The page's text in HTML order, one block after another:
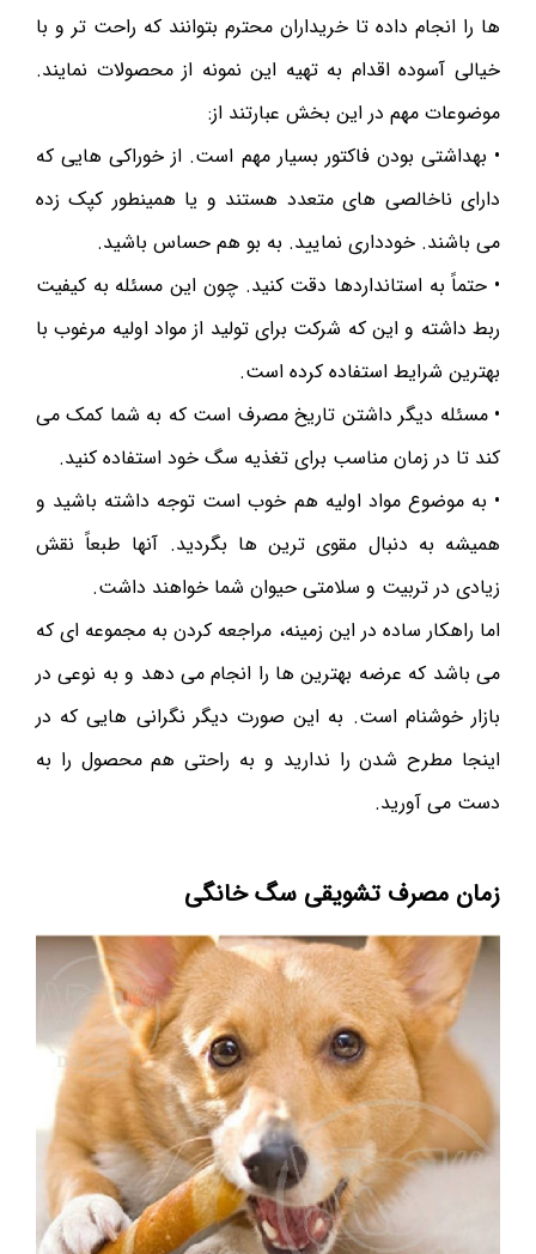
ها را انجام داده تا خریداران محترم بتوانند که راحت تر و با
خیالی آسوده اقدام به تهیه این نمونه‌ از محصولات نمایند.
موضوعات مهم در این بخش عبارتند از:
• بهداشتی بودن فاکتور بسیار مهم است. از خوراکی هایی که
دارای ناخالصی های متعدد هستند و یا همینطور کپک زده
می باشند. خودداری‌ نمایید. به بو هم حساس باشید.
• حتماً به استانداردها دقت کنید. چون این مسئله به کیفیت
ربط داشته و این که شرکت برای تولید از مواد اولیه مرغوب با
بهترین شرایط استفاده کرده است.
• مسئله دیگر داشتن تاریخ مصرف است که به شما کمک می
کند تا در زمان مناسب برای تغذیه سگ خود استفاده کنید.
• به موضوع مواد اولیه هم خوب است توجه داشته باشید و
همیشه به دنبال مقوی ترین‌ ها بگردید. آنها طبعاً نقش
زیادی در تربیت و سلامتی حیوان شما خواهند داشت.
اما راهکار ساده در این زمینه، مراجعه کردن به مجموعه ای که
می باشد که عرضه بهترین ها را انجام می دهد و به نوعی در
بازار خوشنام است. به این صورت دیگر نگرانی هایی که در
اینجا مطرح شدن را ندارید و به راحتی هم محصول را به
دست می آورید.
زمان مصرف تشویقی سگ خانگی